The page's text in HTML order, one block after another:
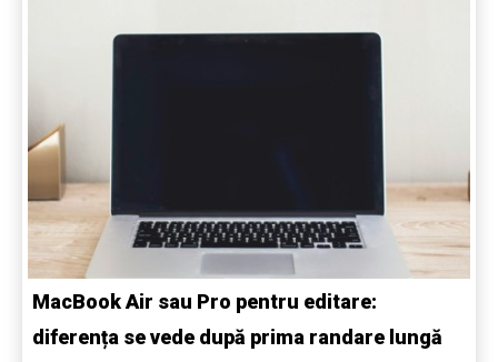
MacBook Air sau Pro pentru editare:
diferența se vede după prima randare lungă